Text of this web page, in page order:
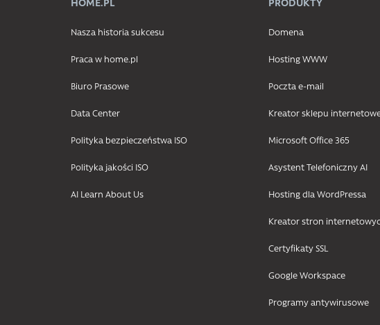
Nasza historia sukcesu
Praca w home.pl
Biuro Prasowe
Data Center
Polityka bezpieczeństwa ISO
Polityka jakości ISO
AI Learn About Us
Domena
Hosting WWW
Poczta e-mail
Kreator sklepu
Microsoft Office 365
Asystent Telefoniczny AI
Hosting dla WordPressa
Kreator stron
Certyfikaty SSL
Google Workspace
Programy antywirusowe